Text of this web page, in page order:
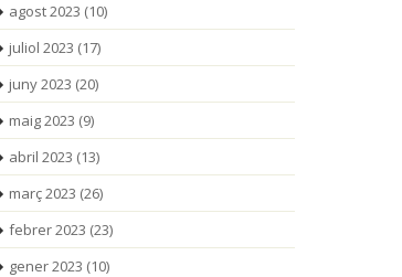
agost 2023 (10)
juliol 2023 (17)
juny 2023 (20)
maig 2023 (9)
abril 2023 (13)
març 2023 (26)
febrer 2023 (23)
gener 2023 (10)